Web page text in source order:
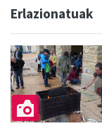
Erlazionatuak